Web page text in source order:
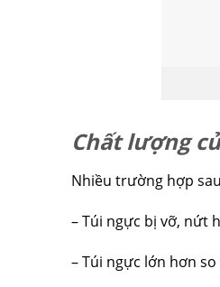
Chất lượng
Nhiều trường hợp
– Túi ngực bị vỡ, nứt
– Túi ngực lớn hơn